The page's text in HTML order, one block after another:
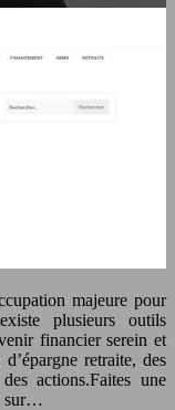
majeure pour
plusieurs outils
financier serein et
retraite, des
actions.Faites une
sur…